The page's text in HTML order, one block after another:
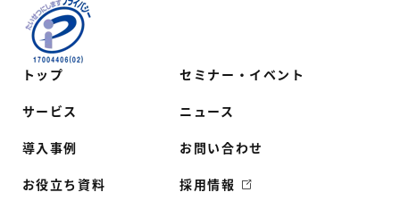
トップ
サービス
導入事例
お役立ち資料
セミナー・イベント
ニュース
お問い合わせ
採用情報